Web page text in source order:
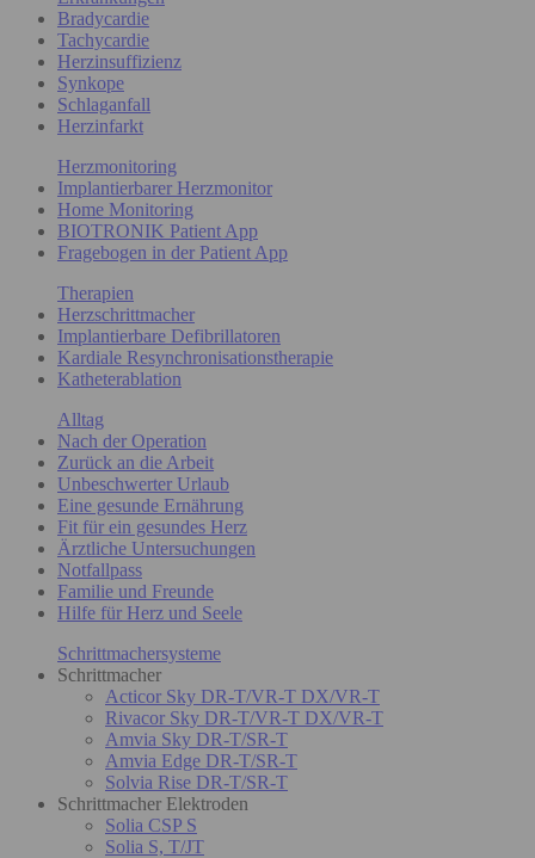
Bradycardie
Tachycardie
Herzinsuffizienz
Synkope
Schlaganfall
Herzinfarkt
Herzmonitoring
Implantierbarer Herzmonitor
Home Monitoring
BIOTRONIK Patient App
Fragebogen in der Patient App
Therapien
Herzschrittmacher
Implantierbare Defibrillatoren
Kardiale Resynchronisationstherapie
Katheterablation
Alltag
Nach der Operation
Zurück an die Arbeit
Unbeschwerter Urlaub
Eine gesunde Ernährung
Fit für ein gesundes Herz
Ärztliche Untersuchungen
Notfallpass
Familie und Freunde
Hilfe für Herz und Seele
Schrittmachersysteme
Schrittmacher
Acticor Sky DR-T/VR-T DX/VR-T
Rivacor Sky DR-T/VR-T DX/VR-T
Amvia Sky DR-T/SR-T
Amvia Edge DR-T/SR-T
Solvia Rise DR-T/SR-T
Schrittmacher Elektroden
Solia CSP S
Solia S, T/JT